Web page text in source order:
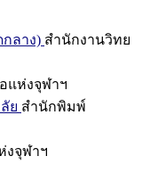
ลาง) สำนักงานวิทย
แห่งจุฬาฯ
ย สำนักพิมพ์
งจุฬาฯ